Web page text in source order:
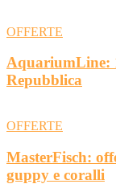
OFFERTE
AquariumLine:
Repubblica
OFFERTE
MasterFisch:
guppy e coralli